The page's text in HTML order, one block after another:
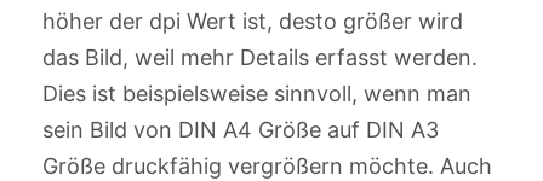
höher der dpi Wert ist, desto größer wird
das Bild, weil mehr Details erfasst werden.
Dies ist beispielsweise sinnvoll, wenn man
sein Bild von DIN A4 Größe auf DIN A3
Größe druckfähig vergrößern möchte. Auch